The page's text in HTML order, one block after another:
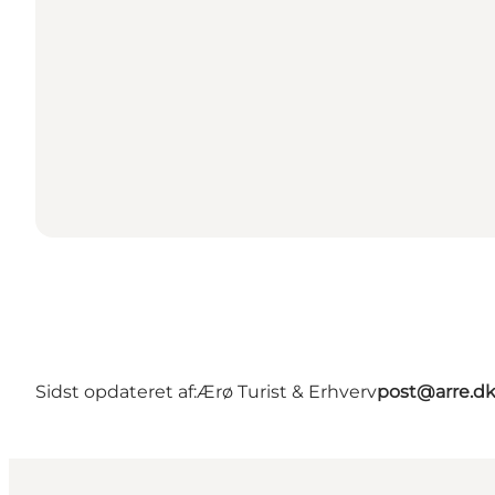
Sidst opdateret af:Ærø Turist & Erhvervpost@arre.dk